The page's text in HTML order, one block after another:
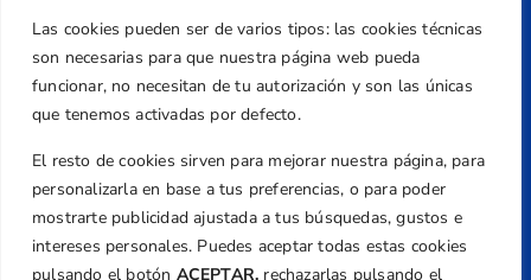
Las cookies pueden ser de varios tipos: las cookies técnicas
son necesarias para que nuestra página web pueda
funcionar, no necesitan de tu autorización y son las únicas
que tenemos activadas por defecto.
El resto de cookies sirven para mejorar nuestra página, para
personalizarla en base a tus preferencias, o para poder
mostrarte publicidad ajustada a tus búsquedas, gustos e
intereses personales. Puedes aceptar todas estas cookies
pulsando el botón ACEPTAR, rechazarlas pulsando el
+34 961 367 799
Email
federacion@golfcv.com
Aviso Legal
Política de Privacidad
Transparencia
Normativa